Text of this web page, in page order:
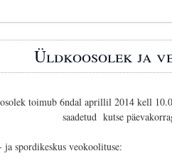
Üldkoosolek ja
toimub 6ndal aprillil 2014 kell
saadetud kutse
spordikeskus veokoolituse: